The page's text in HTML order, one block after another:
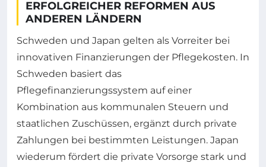
ERFOLGREICHER REFORMEN AUS
ANDEREN LÄNDERN
Schweden und Japan gelten als Vorreiter bei
innovativen Finanzierungen der Pflegekosten. In
Schweden basiert das
Pflegefinanzierungssystem auf einer
Kombination aus kommunalen Steuern und
staatlichen Zuschüssen, ergänzt durch private
Zahlungen bei bestimmten Leistungen. Japan
wiederum fördert die private Vorsorge stark und